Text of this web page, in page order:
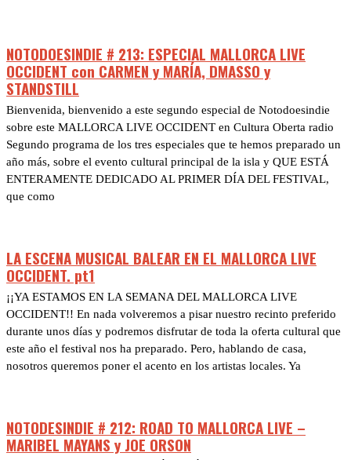
NOTODOESINDIE # 213: ESPECIAL MALLORCA LIVE
OCCIDENT con CARMEN y MARÍA, DMASSO y
STANDSTILL
Bienvenida, bienvenido a este segundo especial de Notodoesindie
sobre este MALLORCA LIVE OCCIDENT en Cultura Oberta radio
Segundo programa de los tres especiales que te hemos preparado un
año más, sobre el evento cultural principal de la isla y QUE ESTÁ
ENTERAMENTE DEDICADO AL PRIMER DÍA DEL FESTIVAL,
que como
LA ESCENA MUSICAL BALEAR EN EL MALLORCA LIVE
OCCIDENT. pt1
¡¡YA ESTAMOS EN LA SEMANA DEL MALLORCA LIVE
OCCIDENT!! En nada volveremos a pisar nuestro recinto preferido
durante unos días y podremos disfrutar de toda la oferta cultural que
este año el festival nos ha preparado. Pero, hablando de casa,
nosotros queremos poner el acento en los artistas locales. Ya
NOTODESINDIE # 212: ROAD TO MALLORCA LIVE –
MARIBEL MAYANS y JOE ORSON